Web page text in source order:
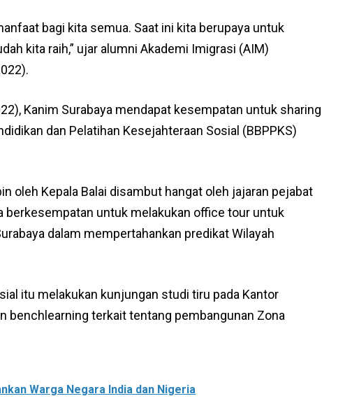
bagi kita semua. Saat ini kita berupaya untuk
kita raih,” ujar alumni Akademi Imigrasi (AIM)
Kanim Surabaya mendapat kesempatan untuk sharing
dan Pelatihan Kesejahteraan Sosial (BBPPKS)
oleh Kepala Balai disambut hangat oleh jajaran pejabat
berkesempatan untuk melakukan office tour untuk
dalam mempertahankan predikat Wilayah
itu melakukan kunjungan studi tiru pada Kantor
benchlearning terkait tentang pembangunan Zona
Warga Negara India dan Nigeria